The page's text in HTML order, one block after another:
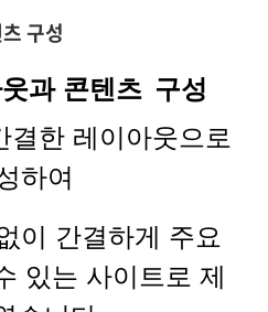
구성
과 콘텐츠 구성
결한 레이아웃으로
하여
이 간결하게 주요
있는 사이트로 제